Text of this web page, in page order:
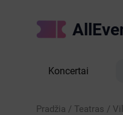
Koncertai
Pradžia / Teatras /